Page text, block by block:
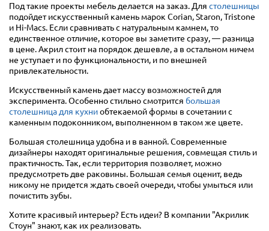
Под такие проекты мебель делается на заказ. Для столешницы
подойдет искусственный камень марок Corian, Staron, Tristone
и Hi-Macs. Если сравнивать с натуральным камнем, то
единственное отличие, которое вы заметите сразу, — разница
в цене. Акрил стоит на порядок дешевле, а в остальном ничем
не уступает и по функциональности, и по внешней
привлекательности.
Искусственный камень дает массу возможностей для
эксперимента. Особенно стильно смотрится большая
столешница для кухниобтекаемой формы в сочетании с
каменным подоконником, выполненном в таком же цвете.
Большая столешница удобна и в ванной. Современные
дизайнеры находят оригинальные решения, совмещая стиль и
практичность. Так, если территория позволяет, можно
предусмотреть две раковины. Большая семья оценит, ведь
никому не придется ждать своей очереди, чтобы умыться или
почистить зубы.
Хотите красивый интерьер? Есть идеи? В компании "Акрилик
Стоун" знают, как их реализовать.